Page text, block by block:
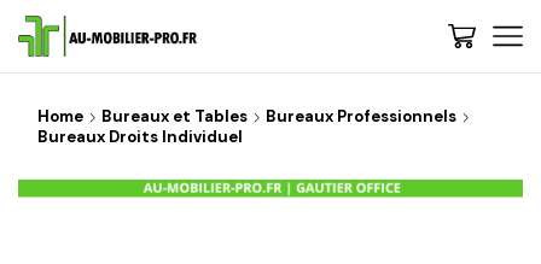
Home Bureaux et Tables
Bureaux Professionnels
Bureaux Droits Individuel